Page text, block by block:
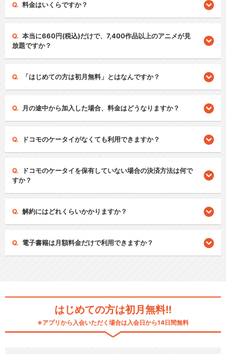
料金はいくらですか？
本当に660円(税込)だけで、7,400作品以上のアニメが見
放題ですか？
「はじめての方は初月無料」とはなんですか？
月の途中から加入した場合、料金はどうなりますか？
ドコモのケータイがなくても利用できますか？
ドコモのケータイを保有していない場合の決済方法は何で
すか？
解約にはどれくらいかかりますか？
電子書籍は月額料金だけで利用できますか？
はじめての方は初月無料!!
※アプリから入会いただく場合は入会日から14日間無料